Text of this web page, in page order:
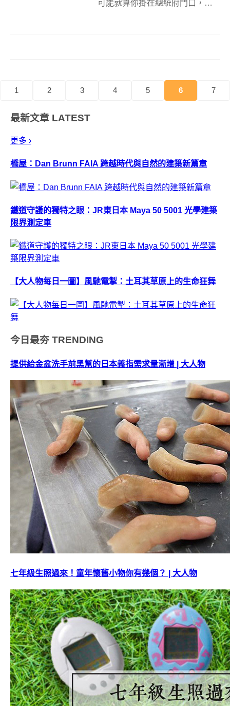
可能就算你掛在總統府門口，可
妙結合環境與商品...
1
2 3 4 5 6 7
最新文章 LATEST
更多 ›
橋屋：Dan Brunn FAIA 跨越時代與自然的建築新篇章
鐵道守護的獨特之眼：JR東日本 Maya 50 5001 光學建築
限界測定車
【大人物每日一圖】風馳電掣：土耳其草原上的生命狂舞
今日最夯 TRENDING
提供給金盆洗手前黑幫的日本義指需求量漸增 | 大人物
七年級生照過來！童年懷舊小物你有幾個？ | 大人物